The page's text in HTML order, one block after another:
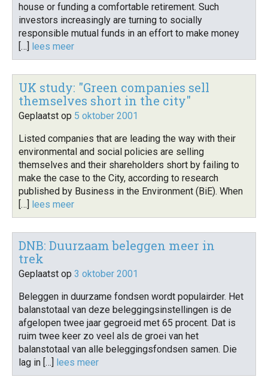
house or funding a comfortable retirement. Such
investors increasingly are turning to socially
responsible mutual funds in an effort to make money
[…] lees meer
UK study: "Green companies sell
themselves short in the city"
Geplaatst op 5 oktober 2001
Listed companies that are leading the way with their
environmental and social policies are selling
themselves and their shareholders short by failing to
make the case to the City, according to research
published by Business in the Environment (BiE). When
[…] lees meer
DNB: Duurzaam beleggen meer in
trek
Geplaatst op 3 oktober 2001
Beleggen in duurzame fondsen wordt populairder. Het
balanstotaal van deze beleggingsinstellingen is de
afgelopen twee jaar gegroeid met 65 procent. Dat is
ruim twee keer zo veel als de groei van het
balanstotaal van alle beleggingsfondsen samen. Die
lag in […] lees meer